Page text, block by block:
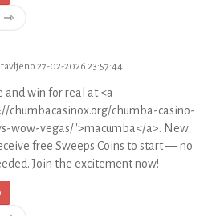
⇾
27-02-2026 23:57:44
and win for real at <a
chumbacasinox.org/chumba-casino-
wow-vegas/">macumba</a>. New
free Sweeps Coins to start — no
Join the excitement now!